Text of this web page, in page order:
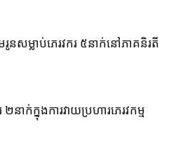
នសម្លាប់ភេរវករ ៥នាក់នៅភាគនិរតី
២នាក់ក្នុងការវាយប្រហារភេរវកម្ម